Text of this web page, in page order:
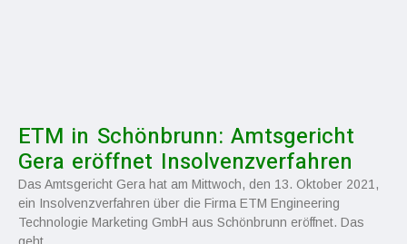
ETM in Schönbrunn: Amtsgericht
Gera eröffnet Insolvenzverfahren
Das Amtsgericht Gera hat am Mittwoch, den 13. Oktober 2021,
ein Insolvenzverfahren über die Firma ETM Engineering
Technologie Marketing GmbH aus Schönbrunn eröffnet. Das